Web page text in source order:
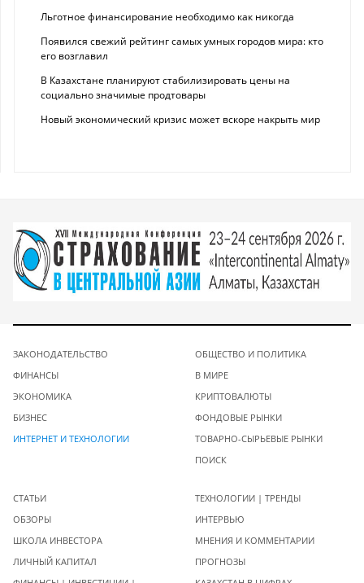
Льготное финансирование необходимо как никогда
Появился свежий рейтинг самых умных городов мира: кто
его возглавил
В Казахстане планируют стабилизировать цены на
социально значимые продтовары
Новый экономический кризис может вскоре накрыть мир
ЗАКОНОДАТЕЛЬСТВО
ФИНАНСЫ
ЭКОНОМИКА
БИЗНЕС
ИНТЕРНЕТ И ТЕХНОЛОГИИ
ОБЩЕСТВО И ПОЛИТИКА
В МИРЕ
КРИПТОВАЛЮТЫ
ФОНДОВЫЕ РЫНКИ
ТОВАРНО-СЫРЬЕВЫЕ РЫНКИ
ПОИСК
СТАТЬИ
ОБЗОРЫ
ШКОЛА ИНВЕСТОРА
ЛИЧНЫЙ КАПИТАЛ
ТЕХНОЛОГИИ | ТРЕНДЫ
ИНТЕРВЬЮ
МНЕНИЯ И КОММЕНТАРИИ
ПРОГНОЗЫ